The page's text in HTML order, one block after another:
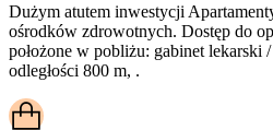
Dużym atutem inwestycji
ośrodków zdrowotnych. Dostęp do
położone w pobliżu: gabinet lekarski
odległości 800 m, .